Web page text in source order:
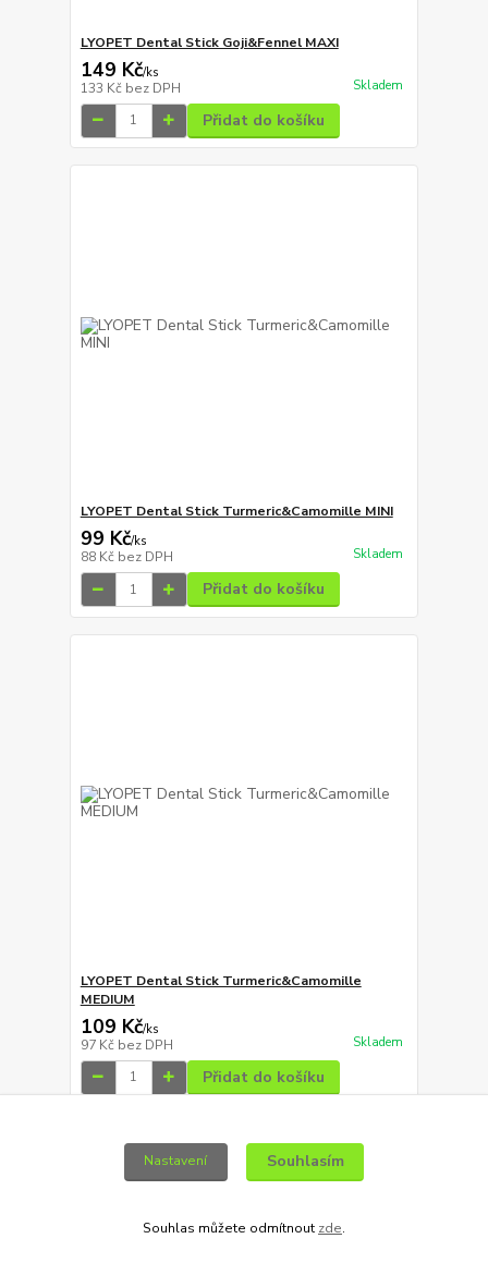
LYOPET Dental Stick Goji&Fennel MAXI
149 Kč/ks
133 Kč bez DPH Skladem
Přidat do košíku
LYOPET Dental Stick Turmeric&Camomille MINI
99 Kč/ks
88 Kč bez DPH Skladem
Přidat do košíku
LYOPET Dental Stick Turmeric&Camomille
MEDIUM
109 Kč/ks
97 Kč bez DPH Skladem
Přidat do košíku
Nastavení Souhlasím
Souhlas můžete odmítnout zde.